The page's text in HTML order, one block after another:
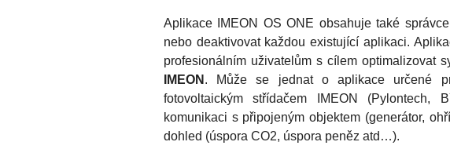
Aplikace IMEON OS ONE obsahuje také
nebo deaktivovat každou existující aplikaci.
profesionálním uživatelům s cílem optimalizovat
IMEON . Může se jednat o aplikace určené
fotovoltaickým střídačem IMEON
komunikaci s připojeným objektem (generátor,
dohled (úspora CO2, úspora peněz atd…).